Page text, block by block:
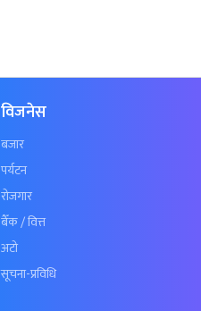
विजनेस
बजार
पर्यटन
रोजगार
बैँक / वित्त
अटो
सूचना-प्रविधि